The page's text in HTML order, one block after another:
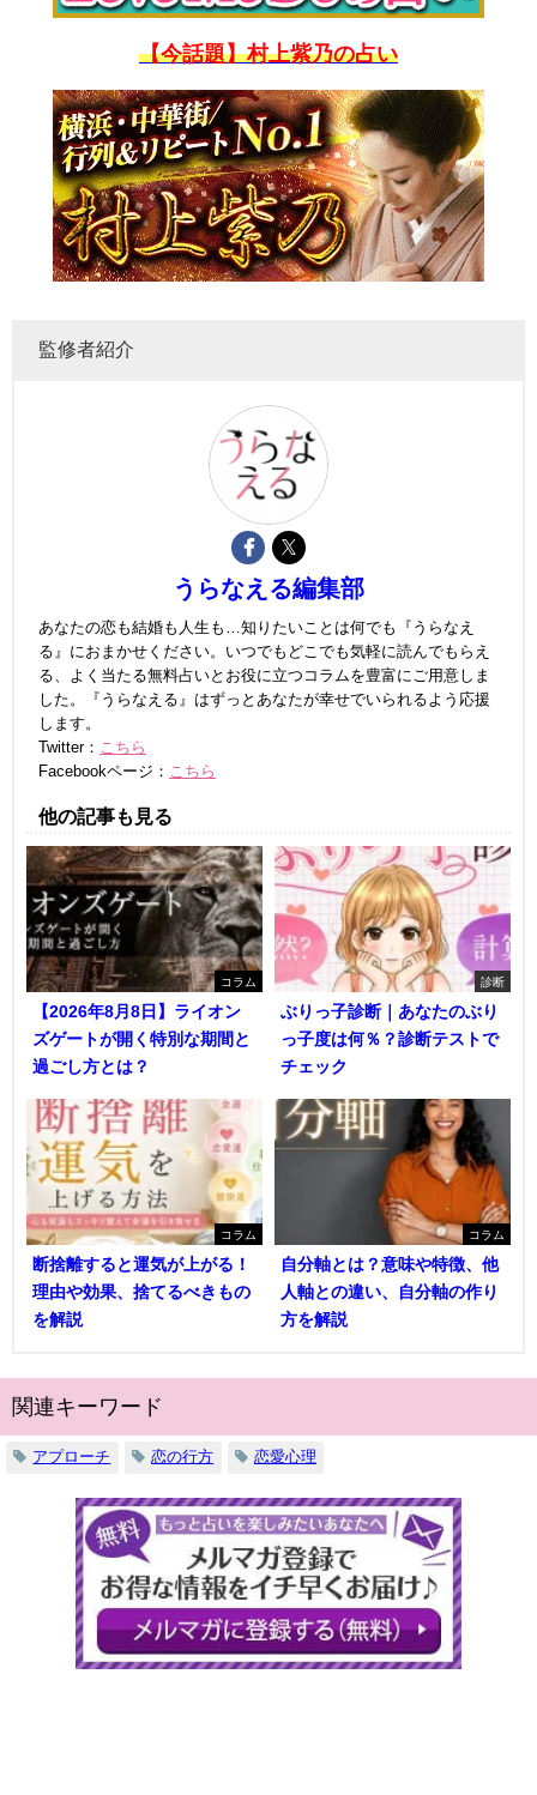
【今話題】村上紫乃の占い
監修者紹介
うらなえる編集部
あなたの恋も結婚も人生も…知りたいことは何でも『うらなえ
る』におまかせください。いつでもどこでも気軽に読んでもらえ
る、よく当たる無料占いとお役に立つコラムを豊富にご用意しま
した。『うらなえる』はずっとあなたが幸せでいられるよう応援
します。
Twitter：
こちら
Facebookページ：
こちら
他の記事も見る
コラム
【2026年8月8日】ライオン
ズゲートが開く特別な期間と
過ごし方とは？
診断
ぶりっ子診断｜あなたのぶり
っ子度は何％？診断テストで
チェック
コラム
断捨離すると運気が上がる！
理由や効果、捨てるべきもの
を解説
コラム
自分軸とは？意味や特徴、他
人軸との違い、自分軸の作り
方を解説
関連キーワード
アプローチ 恋の行方 恋愛心理